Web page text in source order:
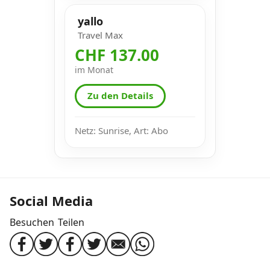
yallo
Travel Max
CHF 137.00
im Monat
Zu den Details
Netz: Sunrise, Art: Abo
Social Media
Besuchen Teilen